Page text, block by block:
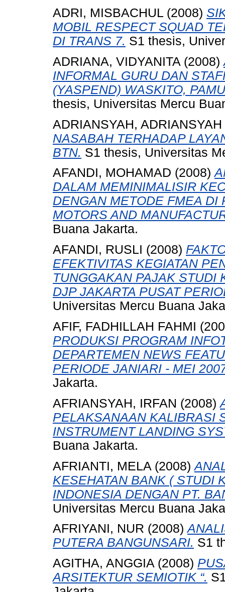
ADRI, MISBACHUL (2008)
MOBIL RESPECT SQUAD
DI TRANS 7. S1 thesis,
ADRIANA, VIDYANITA (2008)
INFORMAL GURU DAN
(YASPEND) WASKITO,
thesis, Universitas Mercu
ADRIANSYAH, ADRIANSYAH
NASABAH TERHADAP
BTN. S1 thesis, Universitas
AFANDI, MOHAMAD (2008)
DALAM MEMINIMALISIR
DENGAN METODE FMEA DI
MOTORS AND
Buana Jakarta.
AFANDI, RUSLI (2008)
EFEKTIVITAS KEGIATAN
TUNGGAKAN PAJAK STUDI
DJP JAKARTA PUSAT
Universitas Mercu Buana
AFIF, FADHILLAH FAHMI
PRODUKSI PROGRAM
DEPARTEMEN NEWS
PERIODE JANIARI - MEI
Jakarta.
AFRIANSYAH, IRFAN (2008)
PELAKSANAAN KALIBRASI
INSTRUMENT LANDING
Buana Jakarta.
AFRIANTI, MELA (2008)
KESEHATAN BANK ( STUDI
INDONESIA DENGAN PT.
Universitas Mercu Buana
AFRIYANI, NUR (2008)
PUTERA BANGUNSARI. S1
AGITHA, ANGGIA (2008)
ARSITEKTUR SEMIOTIK “.